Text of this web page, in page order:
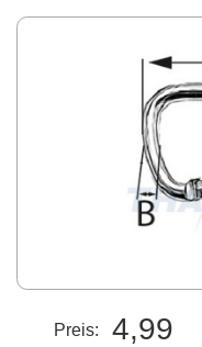
Preis: 4,99